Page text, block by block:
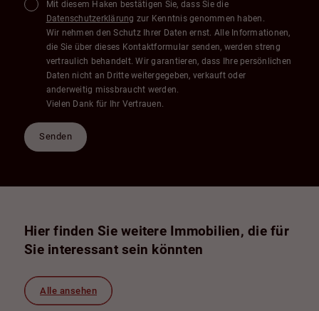
Mit diesem Haken bestätigen Sie, dass Sie die
Datenschutzerklärung zur Kenntnis genommen haben.
Wir nehmen den Schutz Ihrer Daten ernst. Alle Informationen,
die Sie über dieses Kontaktformular senden, werden streng
vertraulich behandelt. Wir garantieren, dass Ihre persönlichen
Daten nicht an Dritte weitergegeben, verkauft oder
anderweitig missbraucht werden.
Vielen Dank für Ihr Vertrauen.
Senden
Hier finden Sie weitere Immobilien, die für
Sie interessant sein könnten
Alle ansehen